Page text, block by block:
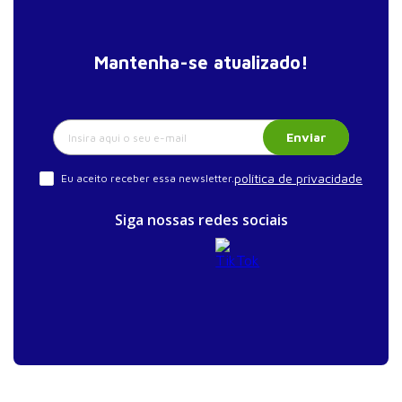
O sistema endócrino 102
Regulação hormonal do metabolismo durante o
exercício 110
Regulação hormonal do equilíbrio hidroeletrolítico
Regulação hormonal da ingestão de calorias 121
Gasto energético, fadiga e dor muscular 127
Fadiga e suas causas 141
Mantenha-se atualizado!
Enviar
Eu aceito receber essa newsletter.política de privacidade
Siga nossas redes sociais